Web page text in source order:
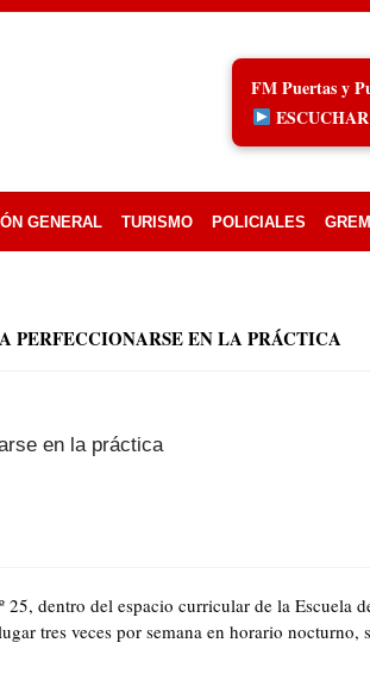
FM Puertas y
GENERAL TURISMO POLICIALES
PERFECCIONARSE EN LA PRÁCTICA
en la práctica
dentro del espacio curricular de la Escuela
tres veces por semana en horario nocturno,